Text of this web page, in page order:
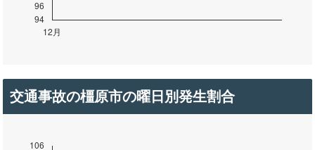
交通事故の橿原市の曜日別発生割合